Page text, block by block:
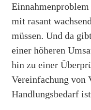
mit rasant
müssen. Und da
einer höheren
hin zu einer
Vereinfachung von
Handlungsbedarf